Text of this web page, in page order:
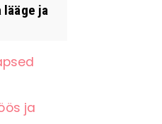
ja
ja